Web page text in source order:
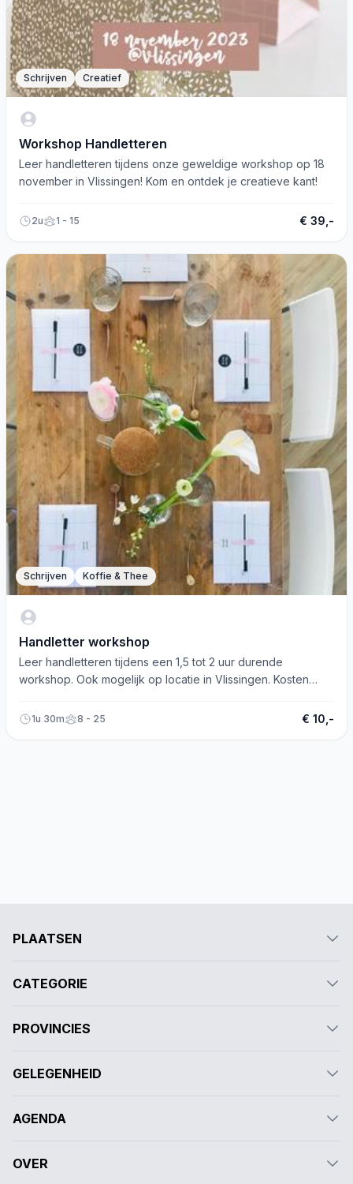
Schrijven Creatief
Workshop Handletteren
Leer handletteren tijdens onze geweldige workshop op 18
november in Vlissingen! Kom en ontdek je creatieve kant!
2u 1 - 15 € 39,-
Schrijven Koffie & Thee
Handletter workshop
Leer handletteren tijdens een 1,5 tot 2 uur durende
workshop. Ook mogelijk op locatie in Vlissingen. Kosten
1u 30m 8 - 25 € 10,-
PLAATSEN
CATEGORIE
PROVINCIES
GELEGENHEID
AGENDA
OVER